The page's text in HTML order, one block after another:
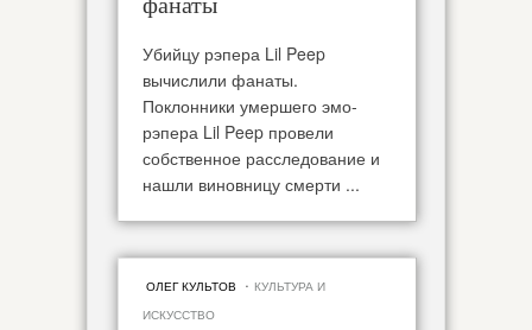
Убийцу рэпера Lil Peep
вычислили фанаты.
Поклонники умершего эмо-
рэпера Lil Peep провели
собственное расследование и
нашли виновницу смерти ...
ОЛЕГ КУЛЬТОВ · КУЛЬТУРА И
ИСКУССТВО